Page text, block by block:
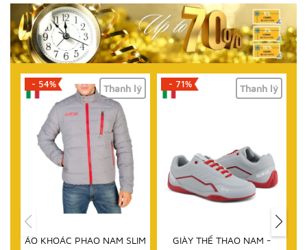
- 54% Thanh lý
ÁO KHOÁC PHAO NAM SLIM
- 71% Thanh lý
GIÀY THỂ THAO NAM -